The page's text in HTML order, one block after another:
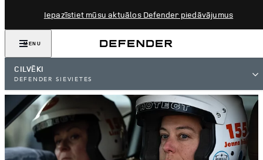
Iepazīstiet mūsu aktuālos Defender piedāvājumus
MENU
CILVĒKI
DEFENDER SIEVIETES